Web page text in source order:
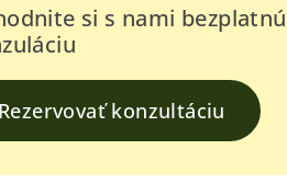
si s nami
Rezervovať konzultáciu